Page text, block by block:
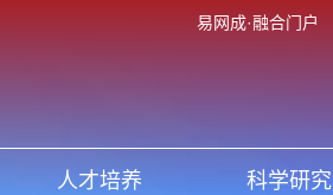
易网成·融合门户
人才培养 科学研究